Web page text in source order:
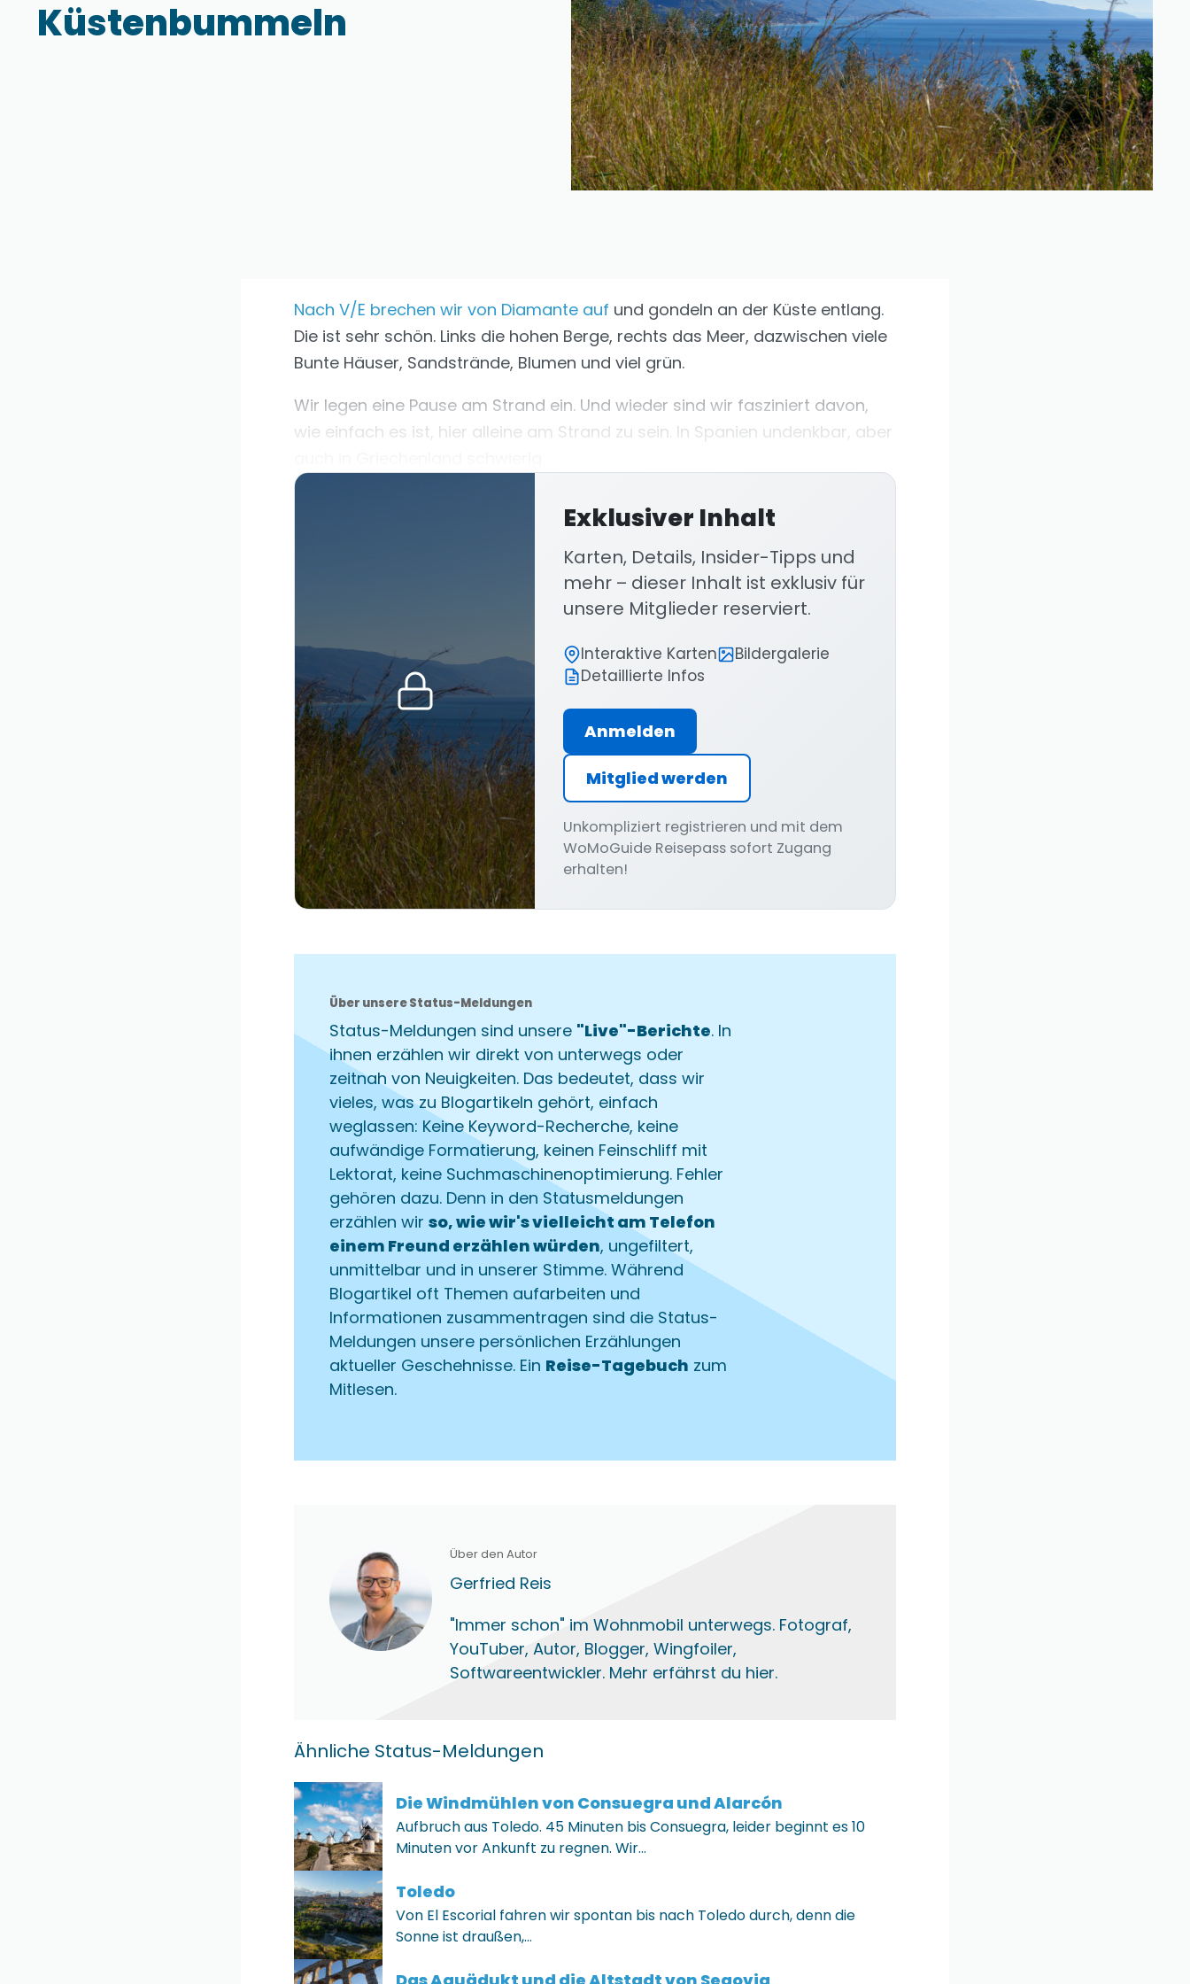
Küstenbummeln
Nach V/E brechen wir von Diamante auf und gondeln an der Küste entlang.
Die ist sehr schön. Links die hohen Berge, rechts das Meer, dazwischen viele
Bunte Häuser, Sandstrände, Blumen und viel grün.
Wir legen eine Pause am Strand ein. Und wieder sind wir fasziniert davon,
wie einfach es ist, hier alleine am Strand zu sein. In Spanien undenkbar, aber
Exklusiver Inhalt
Karten, Details, Insider-Tipps und
mehr – dieser Inhalt ist exklusiv für
unsere Mitglieder reserviert.
Interaktive Karten
Bildergalerie
Detaillierte Infos
Anmelden
Mitglied werden
Unkompliziert registrieren und mit dem
WoMoGuide Reisepass sofort Zugang
erhalten!
Über unsere Status-Meldungen
Status-Meldungen sind unsere "Live"-Berichte. In
ihnen erzählen wir direkt von unterwegs oder
zeitnah von Neuigkeiten. Das bedeutet, dass wir
vieles, was zu Blogartikeln gehört, einfach
weglassen: Keine Keyword-Recherche, keine
aufwändige Formatierung, keinen Feinschliff mit
Lektorat, keine Suchmaschinenoptimierung. Fehler
gehören dazu. Denn in den Statusmeldungen
erzählen wir so, wie wir's vielleicht am Telefon
einem Freund erzählen würden, ungefiltert,
unmittelbar und in unserer Stimme. Während
Blogartikel oft Themen aufarbeiten und
Informationen zusammentragen sind die Status-
Meldungen unsere persönlichen Erzählungen
aktueller Geschehnisse. Ein Reise-Tagebuch zum
Mitlesen.
Über den Autor
Gerfried Reis
"Immer schon" im Wohnmobil unterwegs. Fotograf,
YouTuber, Autor, Blogger, Wingfoiler,
Softwareentwickler. Mehr erfährst du hier.
Ähnliche Status-Meldungen
Die Windmühlen von Consuegra und Alarcón
Aufbruch aus Toledo. 45 Minuten bis Consuegra, leider beginnt es 10
Minuten vor Ankunft zu regnen. Wir…
Toledo
Von El Escorial fahren wir spontan bis nach Toledo durch, denn die
Sonne ist draußen,…